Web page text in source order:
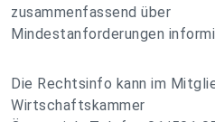
zusammenfassend über
Mindestanforderungen
Die Rechtsinfo kann im
Wirtschaftskammer